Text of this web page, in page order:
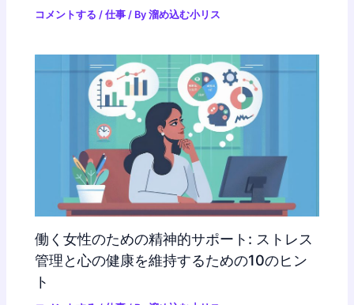
コメントする /仕事 / By溜め込む小リス
働く女性のための精神的サポート: ストレス
管理と心の健康を維持するための10のヒン
ト